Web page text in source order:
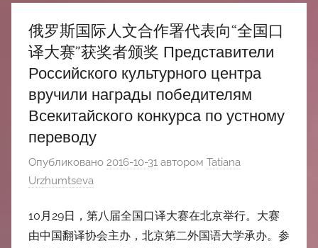
俄
罗
斯
文
化
中
心
ПЕКИНЕ
俄罗斯国际人文合作署代表向“全国口
译大赛”获奖者颁奖 Представители
Российского культурного центра
вручили награды победителям
Всекитайского конкурса по устному
переводу
Опубликовано 2016-10-31 автором Tatiana
Urzhumtseva
10月29日，第八届全国口译大赛在北京举行。大赛
由中国翻译协会主办，北京第二外国语大学承办。参